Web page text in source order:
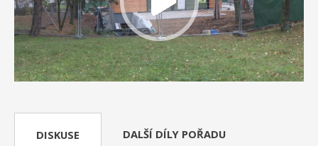
DISKUSE DALŠÍ DÍLY POŘADU